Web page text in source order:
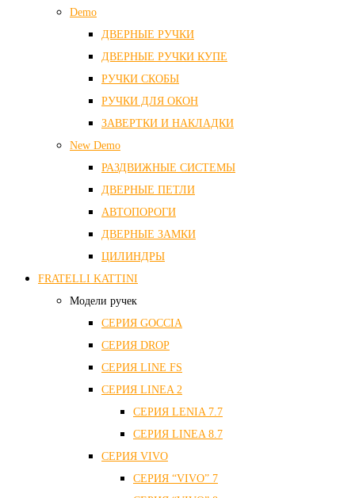
Demo
ДВЕРНЫЕ РУЧКИ
ДВЕРНЫЕ РУЧКИ КУПЕ
РУЧКИ СКОБЫ
РУЧКИ ДЛЯ ОКОН
ЗАВЕРТКИ И НАКЛАДКИ
New Demo
РАЗДВИЖНЫЕ СИСТЕМЫ
ДВЕРНЫЕ ПЕТЛИ
АВТОПОРОГИ
ДВЕРНЫЕ ЗАМКИ
ЦИЛИНДРЫ
FRATELLI KATTINI
Модели ручек
СЕРИЯ GOCCIA
СЕРИЯ DROP
СЕРИЯ LINE FS
СЕРИЯ LINEA 2
СЕРИЯ LENIA 7.7
СЕРИЯ LINEA 8.7
СЕРИЯ VIVO
СЕРИЯ “VIVO” 7